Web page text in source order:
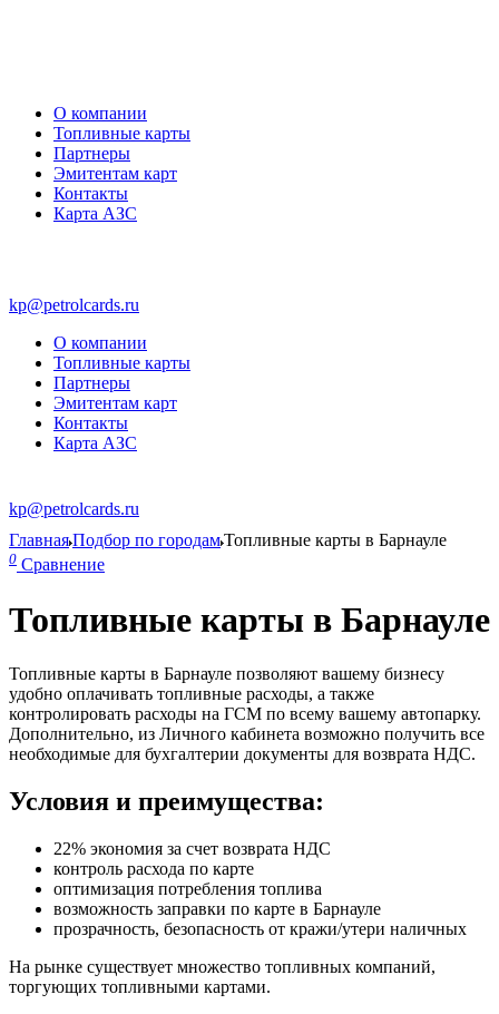
О компании
Топливные карты
Партнеры
Эмитентам карт
Контакты
Карта АЗС
kp@petrolcards.ru
О компании
Топливные карты
Партнеры
Эмитентам карт
Контакты
Карта АЗС
kp@petrolcards.ru
ГлавнаяПодбор по городамТопливные карты в Барнауле
0 Сравнение
Топливные карты в Барнауле
Топливные карты в Барнауле позволяют вашему бизнесу
удобно оплачивать топливные расходы, а также
контролировать расходы на ГСМ по всему вашему автопарку.
Дополнительно, из Личного кабинета возможно получить все
необходимые для бухгалтерии документы для возврата НДС.
Условия и преимущества:
22% экономия за счет возврата НДС
контроль расхода по карте
оптимизация потребления топлива
возможность заправки по карте в Барнауле
прозрачность, безопасность от кражи/утери наличных
На рынке существует множество топливных компаний,
торгующих топливными картами.